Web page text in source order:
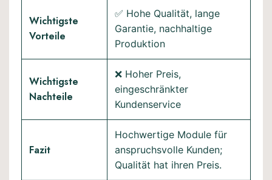
Wichtigste
Vorteile
✅ Hohe Qualität, lange
Garantie, nachhaltige
Produktion
Wichtigste
Nachteile
❌ Hoher Preis,
eingeschränkter
Kundenservice
Fazit
Hochwertige Module für
anspruchsvolle Kunden;
Qualität hat ihren Preis.